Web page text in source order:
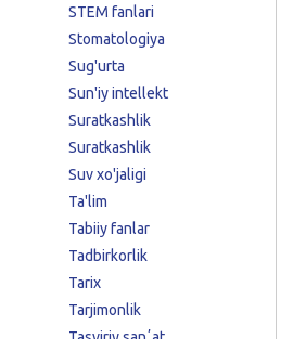
STEM fanlari
Stomatologiya
Sug'urta
Sun'iy intellekt
Suratkashlik
Suratkashlik
Suv xo'jaligi
Ta'lim
Tabiiy fanlar
Tadbirkorlik
Tarix
Tarjimonlik